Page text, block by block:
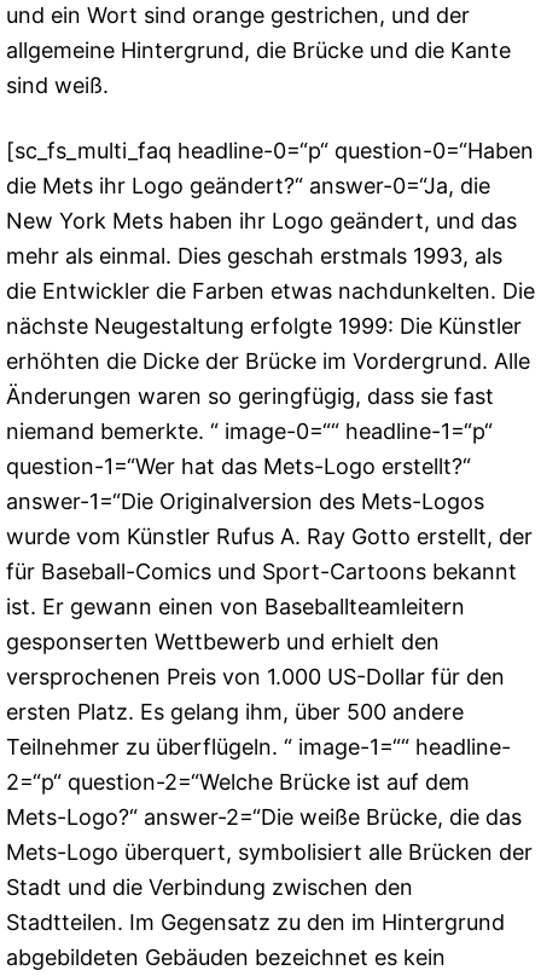
und ein Wort sind orange gestrichen, und der
allgemeine Hintergrund, die Brücke und die Kante
sind weiß.
[sc_fs_multi_faq headline-0=“p“ question-0=“Haben
die Mets ihr Logo geändert?“ answer-0=“Ja, die
New York Mets haben ihr Logo geändert, und das
mehr als einmal. Dies geschah erstmals 1993, als
die Entwickler die Farben etwas nachdunkelten. Die
nächste Neugestaltung erfolgte 1999: Die Künstler
erhöhten die Dicke der Brücke im Vordergrund. Alle
Änderungen waren so geringfügig, dass sie fast
niemand bemerkte. “ image-0=““ headline-1=“p“
question-1=“Wer hat das Mets-Logo erstellt?“
answer-1=“Die Originalversion des Mets-Logos
wurde vom Künstler Rufus A. Ray Gotto erstellt, der
für Baseball-Comics und Sport-Cartoons bekannt
ist. Er gewann einen von Baseballteamleitern
gesponserten Wettbewerb und erhielt den
versprochenen Preis von 1.000 US-Dollar für den
ersten Platz. Es gelang ihm, über 500 andere
Teilnehmer zu überflügeln. “ image-1=““ headline-
2=“p“ question-2=“Welche Brücke ist auf dem
Mets-Logo?“ answer-2=“Die weiße Brücke, die das
Mets-Logo überquert, symbolisiert alle Brücken der
Stadt und die Verbindung zwischen den
Stadtteilen. Im Gegensatz zu den im Hintergrund
abgebildeten Gebäuden bezeichnet es kein